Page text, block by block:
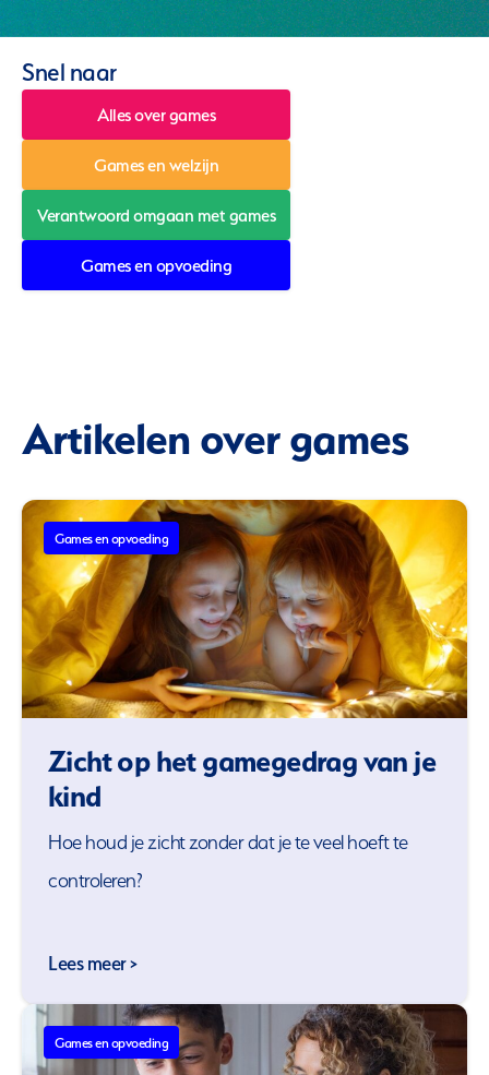
Snel naar
Alles over games
Games en welzijn
Verantwoord omgaan met games
Games en opvoeding
Artikelen over games
Games en opvoeding
Zicht op het gamegedrag van je
kind
Hoe houd je zicht zonder dat je te veel hoeft te
controleren?
Lees meer >
Games en opvoeding